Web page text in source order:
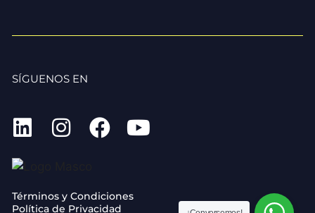
SÍGUENOS EN
Términos y Condiciones
Política de Privacidad